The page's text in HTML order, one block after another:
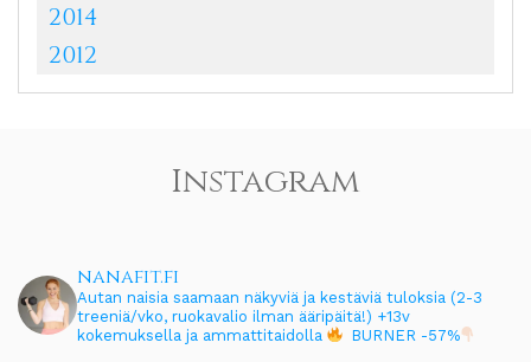
2014
2012
Instagram
nanafit.fi
Autan naisia saamaan näkyviä ja kestäviä tuloksia (2-3
treeniä/vko, ruokavalio ilman ääripäitä!) +13v
kokemuksella ja ammattitaidolla
BURNER -57%